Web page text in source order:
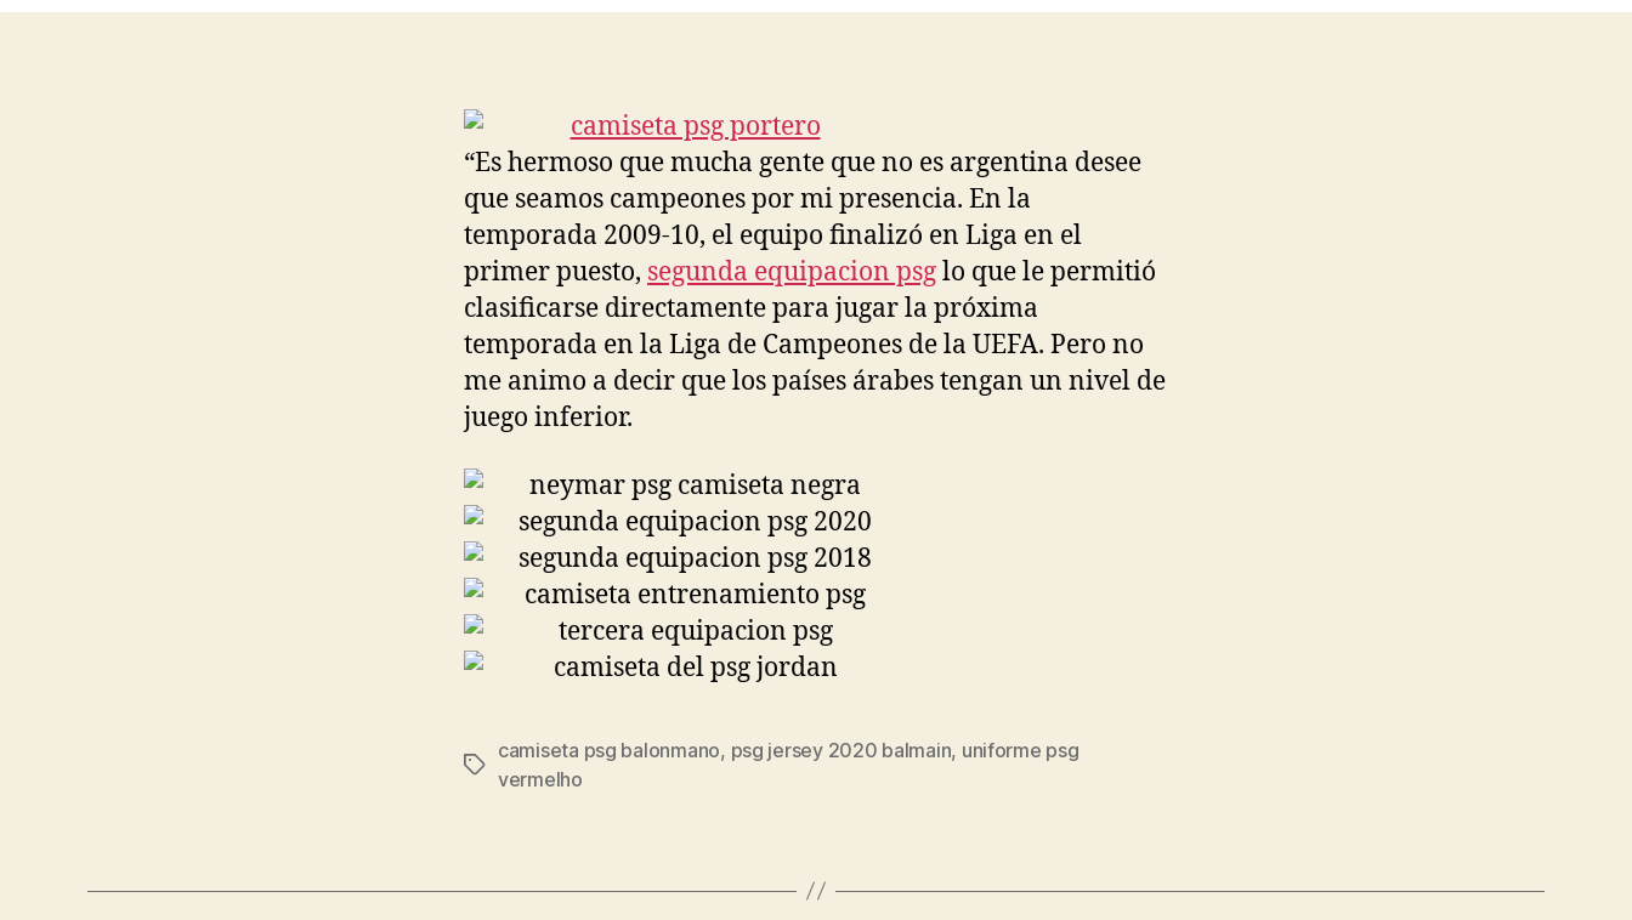
“Es hermoso que mucha gente que no es argentina desee
que seamos campeones por mi presencia. En la
temporada 2009-10, el equipo finalizó en Liga en el
primer puesto, segunda equipacion psglo que le permitió
clasificarse directamente para jugar la próxima
temporada en la Liga de Campeones de la UEFA. Pero no
me animo a decir que los países árabes tengan un nivel de
juego inferior.
Etiquetas
camiseta psg balonmano, psg jersey 2020 balmain, uniforme psg
vermelho